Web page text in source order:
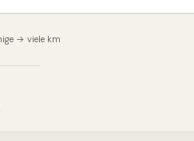
→ viele km